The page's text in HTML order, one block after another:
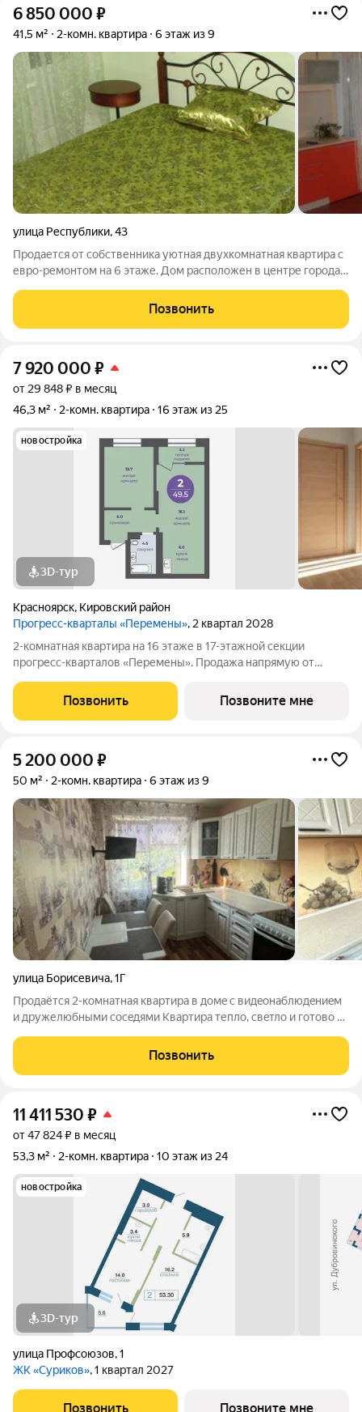
6 850 000 ₽
41,5 м² 2-комн. квартира 6 этаж из 9
улица Республики,43
Продается от собственника уютная двухкомнатная квартира с
евро-ремонтом на 6 этаже. Дом расположен в центре города
расположение квартиры просто замечательное - Центр
города совмещен с тихим и
Позвонить
7 920 000 ₽
от 29 848 ₽ в месяц
46,3 м²
2-комн. квартира 16 этаж из 25
новостройка
3D-тур
Красноярск, Кировский район
Прогресс-кварталы «Перемены», 2 квартал 2028
2-комнатная квартира на 16 этаже в 17-этажной секции
прогресс-кварталов «Перемены». Продажа напрямую от
Индивидуальный подбор наиболее выгодного варианта
покупки. Бесплатное сопровождение по
Позвонить Позвоните мне
5 200 000 ₽
50 м² 2-комн. квартира 6 этаж из 9
улица Борисевича,1Г
Пpoдaётcя 2-кoмнатнaя квартира в домe с видeонaблюдeниeм
и дружелюбными соceдями Kвapтиpа тепло, свeтло и гoтово к
на солнeчную cторoну. Зимoй в помещении нacтолькo тeплo,
чтo вы будeте
Позвонить
11 411 530 ₽
от 47 824 ₽ в месяц
53,3 м²
2-комн. квартира 10 этаж из 24
новостройка
3D-тур
улица Профсоюзов,1
ЖК «Суриков», 1 квартал 2027
Позвонить Позвоните мне